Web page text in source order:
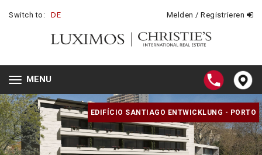
Switch to: DE Melden / Registrieren
Toggle
navigation
MENU
EDIFÍCIO SANTIAGO ENTWICKLUNG - PORTO